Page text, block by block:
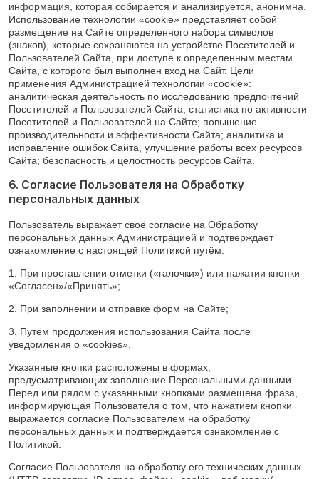
информация, которая собирается и анализируется, анонимна.
Использование технологии «cookie» представляет собой
размещение на Сайте определенного набора символов
(знаков), которые сохраняются на устройстве Посетителей и
Пользователей Сайта, при доступе к определенным местам
Сайта, с которого был выполнен вход на Сайт. Цели
применения Администрацией технологии «cookie»:
аналитическая деятельность по исследованию предпочтений
Посетителей и Пользователей Сайта; статистика по активности
Посетителей и Пользователей на Сайте; повышение
производительности и эффективности Сайта; аналитика и
исправление ошибок Сайта, улучшение работы всех ресурсов
Сайта; безопасность и целостность ресурсов Сайта.
6. Согласие Пользователя на Обработку
персональных данных
Пользователь выражает своё согласие на Обработку
персональных данных Администрацией и подтверждает
ознакомление с настоящей Политикой путём:
1. При проставлении отметки («галочки») или нажатии кнопки
«Согласен»/«Принять»;
2. При заполнении и отправке форм на Сайте;
3. Путём продолжения использования Сайта после
уведомления о «cookies».
Указанные кнопки расположены в формах,
предусматривающих заполнение Персональными данными.
Перед или рядом с указанными кнопками размещена фраза,
информирующая Пользователя о том, что нажатием кнопки
выражается согласие Пользователем на обработку
персональных данных и подтверждается ознакомление с
Политикой.
Согласие Пользователя на обработку его технических данных